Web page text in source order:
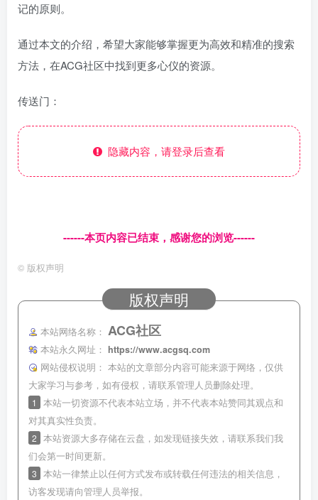
记的原则。
通过本文的介绍，希望大家能够掌握更为高效和精准的搜索
方法，在ACG社区中找到更多心仪的资源。
传送门：
隐藏内容，请登录后查看
------本页内容已结束，感谢您的浏览------
© 版权声明
版权声明
本站网络名称： ACG社区
本站永久网址：
https://www.acgsq.com
网站侵权说明： 本站的文章部分内容可能来源于网络，仅供
大家学习与参考，如有侵权，请联系管理人员删除处理。
1
本站一切资源不代表本站立场，并不代表本站赞同其观点和
对其真实性负责。
2 本站资源大多存储在云盘，如发现链接失效，请联系我们我
们会第一时间更新。
3 本站一律禁止以任何方式发布或转载任何违法的相关信息，
访客发现请向管理人员举报。